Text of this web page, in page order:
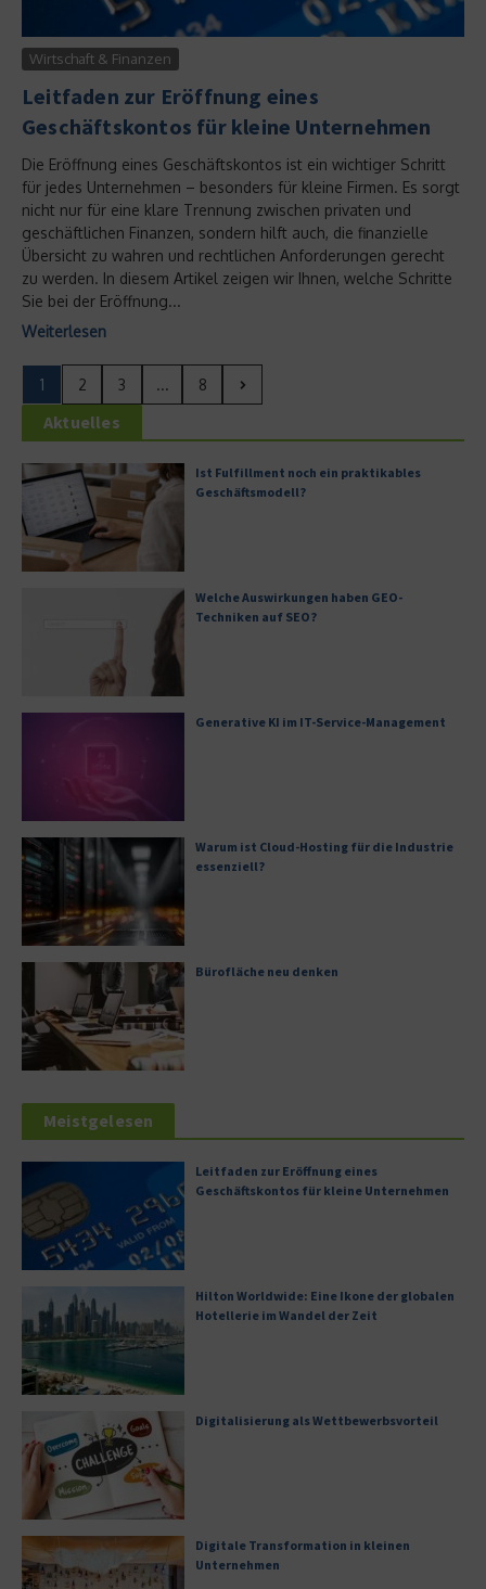
Wirtschaft & Finanzen
Leitfaden zur Eröffnung eines
Geschäftskontos für kleine Unternehmen
Die Eröffnung eines Geschäftskontos ist ein wichtiger Schritt
für jedes Unternehmen – besonders für kleine Firmen. Es sorgt
nicht nur für eine klare Trennung zwischen privaten und
geschäftlichen Finanzen, sondern hilft auch, die finanzielle
Übersicht zu wahren und rechtlichen Anforderungen gerecht
zu werden. In diesem Artikel zeigen wir Ihnen, welche Schritte
Sie bei der Eröffnung...
Weiterlesen
1 2 3 ... 8
Aktuelles
Ist Fulfillment noch ein praktikables
Geschäftsmodell?
Welche Auswirkungen haben GEO-
Techniken auf SEO?
Generative KI im IT-Service-Management
Warum ist Cloud-Hosting für die Industrie
essenziell?
Bürofläche neu denken
Meistgelesen
Leitfaden zur Eröffnung eines
Geschäftskontos für kleine Unternehmen
Hilton Worldwide: Eine Ikone der globalen
Hotellerie im Wandel der Zeit
Digitalisierung als Wettbewerbsvorteil
Digitale Transformation in kleinen
Unternehmen